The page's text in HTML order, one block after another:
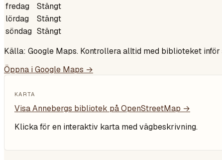
fredag
Stängt
lördag
Stängt
söndag Stängt
Källa: Google Maps. Kontrollera alltid med biblioteket
Öppna i Google Maps →
KARTA
VisaAnnebergs bibliotek på OpenStreetMap →
Klicka för en interaktiv karta med vägbeskrivning.